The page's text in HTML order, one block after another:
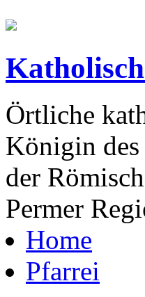
Örtliche
Königin
der
Permer
Home
Pfarrei